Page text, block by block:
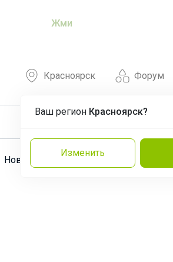
Жми
Форум
Красноярск
Ваш регион Красноярск?
Изменить
Новости Команда